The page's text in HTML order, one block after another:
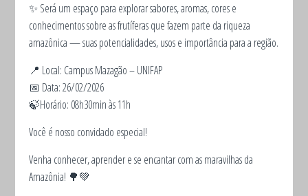
✨ Será um espaço para explorar sabores, aromas, cores e
conhecimentos sobre as frutíferas que fazem parte da riqueza
amazônica — suas potencialidades, usos e importância para a região.
📍 Local: Campus Mazagão – UNIFAP
📅 Data: 26/02/2026
🍃Horário: 08h30min às 11h
Você é nosso convidado especial!
Venha conhecer, aprender e se encantar com as maravilhas da
Amazônia! 🌳💚